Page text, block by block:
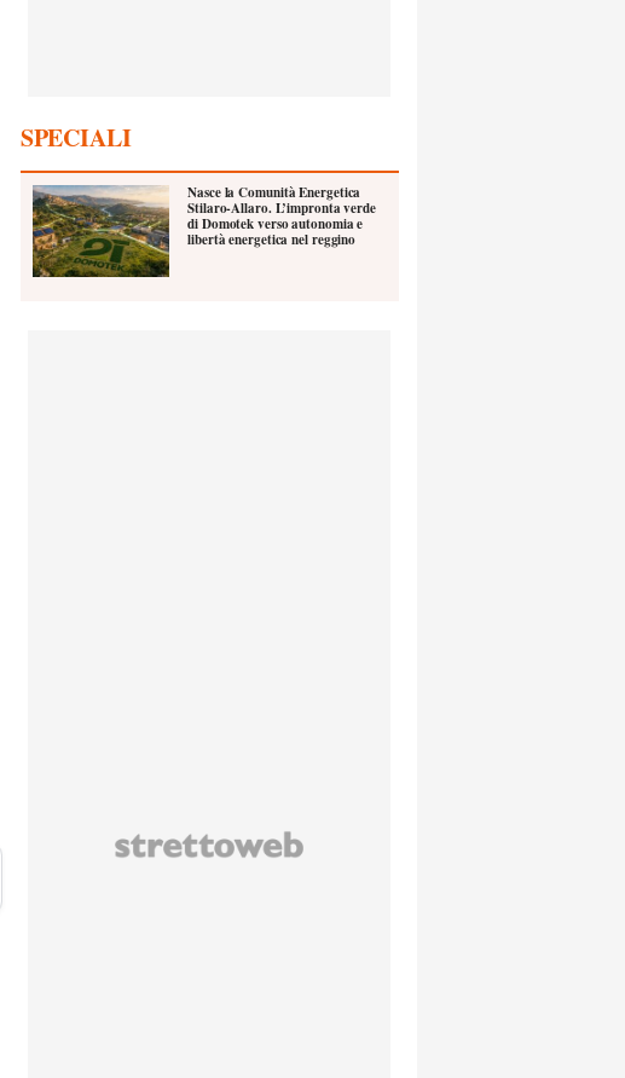
SPECIALI
Nasce la Comunità Energetica
Stilaro-Allaro. L’impronta verde
di Domotek verso autonomia e
libertà energetica nel reggino